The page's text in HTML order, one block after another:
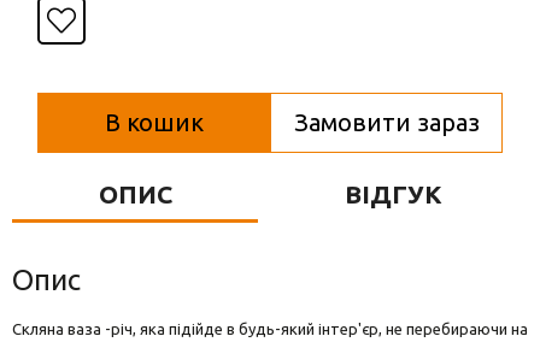
Вази для квітів
В кошик Замовити зараз
ОПИС ВІДГУК
Опис
Скляна ваза -річ, яка підійде в будь-який інтер'єр, не перебираючи на